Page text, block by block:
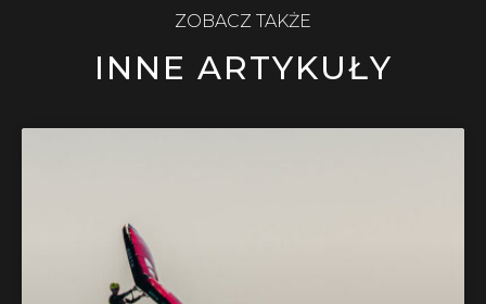
ZOBACZ TAKŻE
INNE ARTYKUŁY